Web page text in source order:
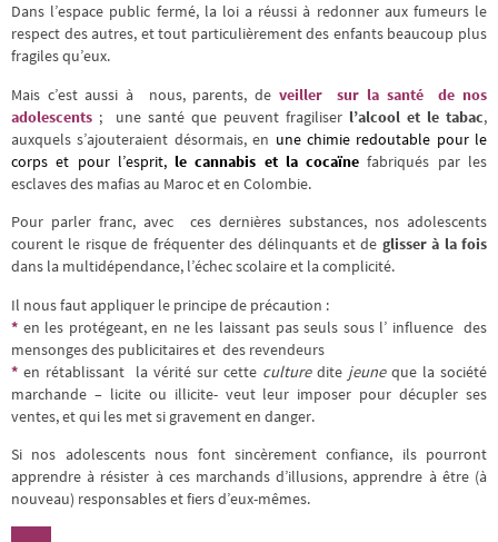
Dans l’espace public fermé, la loi a réussi à redonner aux fumeurs le
respect des autres, et tout particulièrement des enfants beaucoup plus
fragiles qu’eux.
Mais c’est aussi à nous, parents, de veiller sur la santé de nos
adolescents ; une santé que peuvent fragiliser l’alcool et le tabac,
auxquels s’ajouteraient désormais, en une chimie redoutable pour le
corps et pour l’esprit,le cannabis et la cocaïne fabriqués par les
esclaves des mafias au Maroc et en Colombie.
Pour parler franc, avec ces dernières substances, nos adolescents
courent le risque de fréquenter des délinquants et de glisser à la fois
dans la multidépendance, l’échec scolaire et la complicité.
Il nous faut appliquer le principe de précaution :
* en les protégeant, en ne les laissant pas seuls sous l’ influence des
mensonges des publicitaires et des revendeurs
* en rétablissant la vérité sur cette culturedite jeuneque la société
marchande – licite ou illicite- veut leur imposer pour décupler ses
ventes, et qui les met si gravement en danger.
Si nos adolescents nous font sincèrement confiance, ils pourront
apprendre à résister à ces marchands d’illusions, apprendre à être (à
nouveau) responsables et fiers d’eux-mêmes.